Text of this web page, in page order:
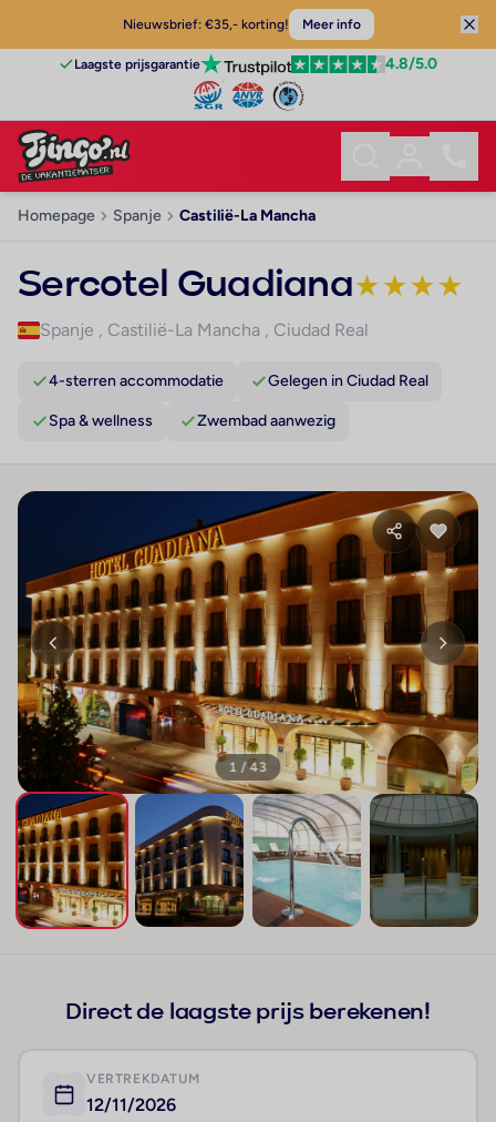
Nieuwsbrief: €35,- korting! Meer info
Laagste prijsgarantie 4.8/5.0
Homepage Spanje Castilië-La Mancha
Sercotel Guadiana★★★★
Spanje , Castilië-La Mancha , Ciudad Real
4-sterren accommodatie Gelegen in Ciudad Real
Spa & wellness Zwembad aanwezig
1 / 43
Direct de laagste prijs berekenen!
VERTREKDATUM
12/11/2026